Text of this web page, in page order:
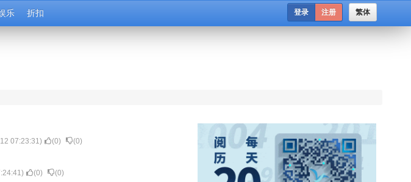
乐 折扣 繁体
登录 注册
07:23:31) (0) (0)
) (0) (0)